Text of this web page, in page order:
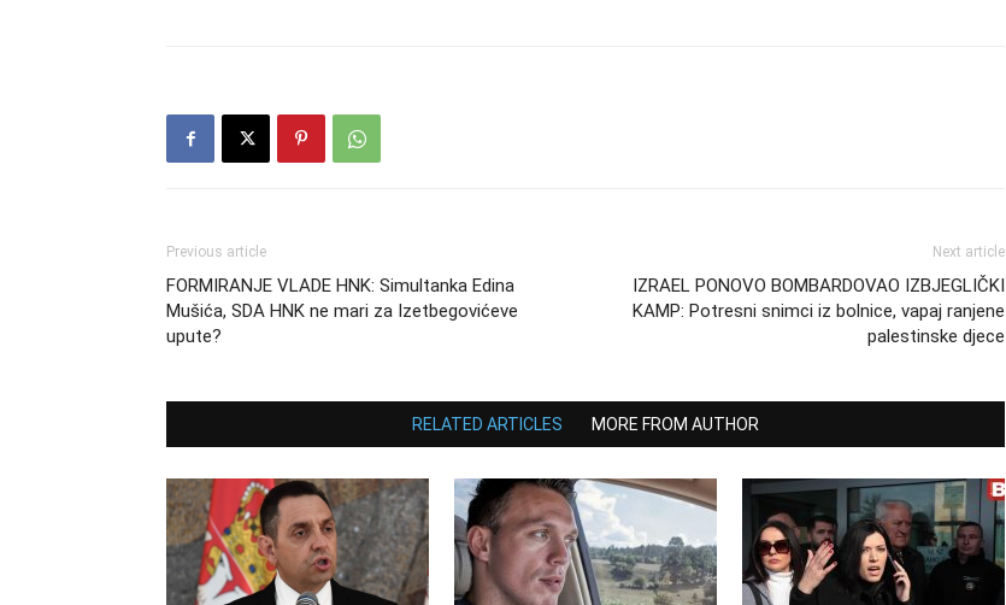
Previous article
FORMIRANJE VLADE HNK: Simultanka Edina
Mušića, SDA HNK ne mari za Izetbegovićeve
upute?
Next article
IZRAEL PONOVO BOMBARDOVAO IZBJEGLIČKI
KAMP: Potresni snimci iz bolnice, vapaj ranjene
palestinske djece
RELATED ARTICLES MORE FROM AUTHOR